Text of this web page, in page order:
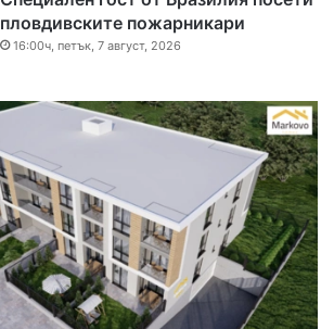
пловдивските пожарникари
16:00ч, петък, 7 август, 2026